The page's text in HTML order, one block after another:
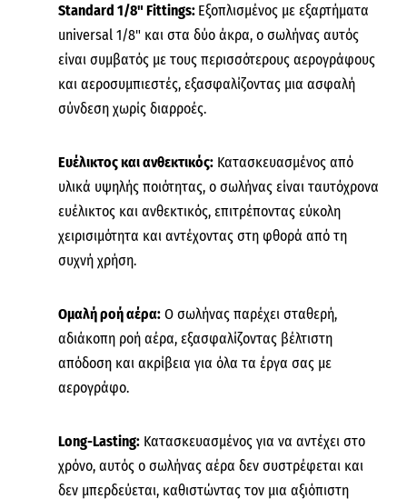
Standard 1/8" Fittings: Εξοπλισμένος με εξαρτήματα
universal 1/8" και στα δύο άκρα, ο σωλήνας αυτός
είναι συμβατός με τους περισσότερους αερογράφους
και αεροσυμπιεστές, εξασφαλίζοντας μια ασφαλή
σύνδεση χωρίς διαρροές.
Ευέλικτος και ανθεκτικός: Κατασκευασμένος από
υλικά υψηλής ποιότητας, ο σωλήνας είναι ταυτόχρονα
ευέλικτος και ανθεκτικός, επιτρέποντας εύκολη
χειρισιμότητα και αντέχοντας στη φθορά από τη
συχνή χρήση.
Ομαλή ροή αέρα: Ο σωλήνας παρέχει σταθερή,
αδιάκοπη ροή αέρα, εξασφαλίζοντας βέλτιστη
απόδοση και ακρίβεια για όλα τα έργα σας με
αερογράφο.
Long-Lasting: Κατασκευασμένος για να αντέχει στο
χρόνο, αυτός ο σωλήνας αέρα δεν συστρέφεται και
δεν μπερδεύεται, καθιστώντας τον μια αξιόπιστη